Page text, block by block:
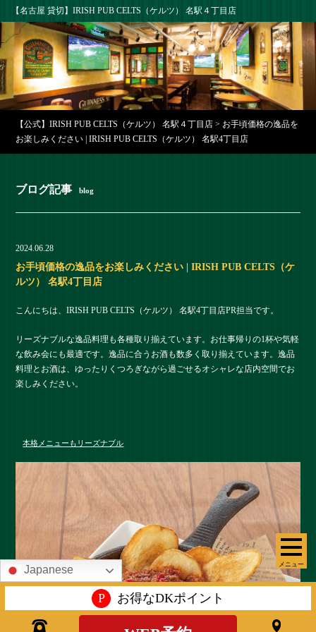
【名古屋 貸切】IRISH PUB CELTS（ケルツ） 名駅４丁目店
メニュー
【公式】IRISH PUB CELTS（ケルツ） 名駅４丁目店 > お手頃価格の逸品を
お楽しみください | IRISH PUB CELTS（ケルツ） 名駅4丁目店
ブログ記事 blog
2024.06.28
お手頃価格の逸品をお楽しみください | IRISH PUB CELTS（ケ
ルツ） 名駅4丁目店
こんにちは、IRISH PUB CELTS（ケルツ） 名駅4丁目店PR担当です。
リーズナブルな逸品料理も各種取り揃えています。お仕事帰りの1杯や気軽
な飲み会にも最適です。逸品に合うお酒も数多く取り揃えています。逸品
料理とお酒は、ゆったりくつろぎながら過ごせるオシャレな店内空間でお
楽しみください。
本格メニューもリーズナブル
Japanese
P お得なDKポイント